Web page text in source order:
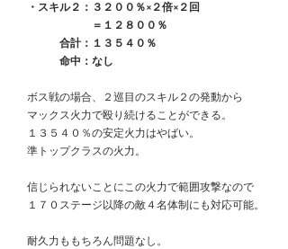
・スキル２：３２００％×２倍×２回
＝１２８００％
合計：１３５４０％
命中：なし
ボス戦の場合、２巡目のスキル２の発動から
マックス火力で殴り続けることができる。
１３５４０％の安定火力はやばい。
準トップクラスの火力。
信じられないことにこの火力で範囲攻撃なので
１７０ステージ以降の敵４名体制にも対応可能。
耐久力ももちろん問題なし。